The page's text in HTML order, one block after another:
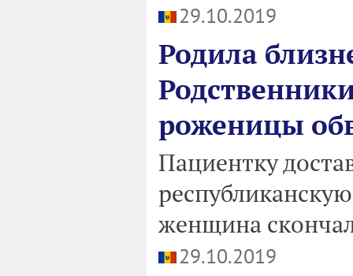
29.10.2019
Родила
роженицы
Пациентку
женщина
29.10.2019